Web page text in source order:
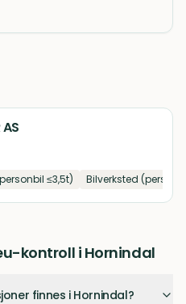
≤3,5t) Bilverksted
kontroll i Hornindal
finnes i Hornindal?